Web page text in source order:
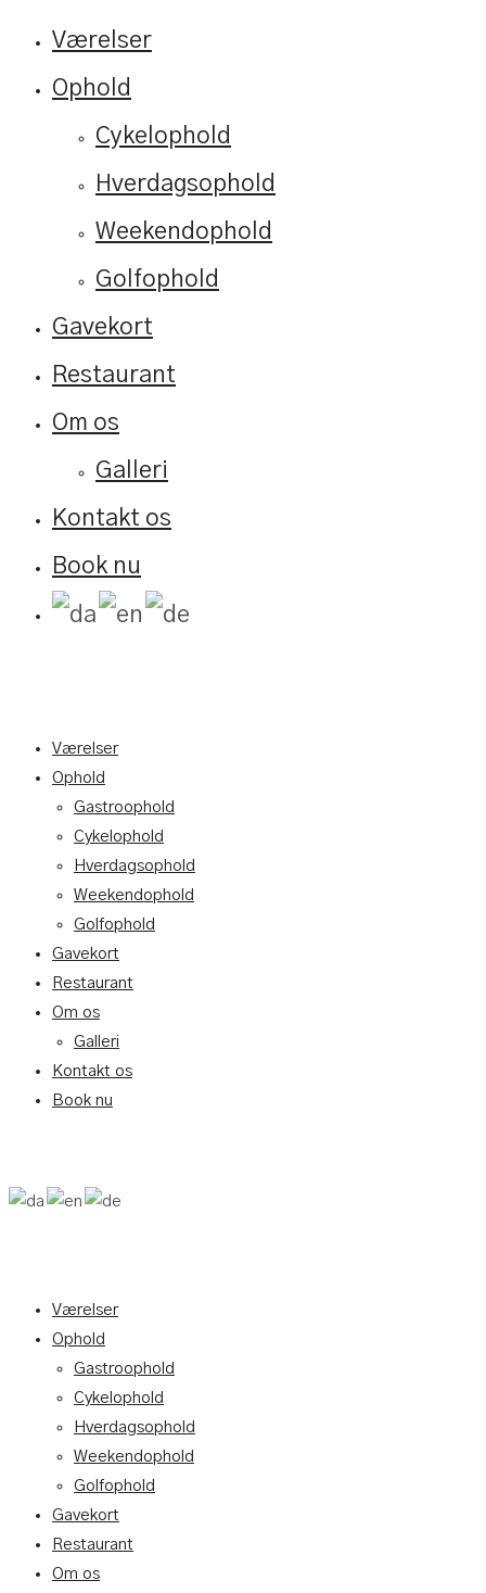
Værelser
Ophold
Cykelophold
Hverdagsophold
Weekendophold
Golfophold
Gavekort
Restaurant
Om os
Galleri
Kontakt os
Book nu
Værelser
Ophold
Gastroophold
Cykelophold
Hverdagsophold
Weekendophold
Golfophold
Gavekort
Restaurant
Om os
Galleri
Kontakt os
Book nu
Værelser
Ophold
Gastroophold
Cykelophold
Hverdagsophold
Weekendophold
Golfophold
Gavekort
Restaurant
Om os